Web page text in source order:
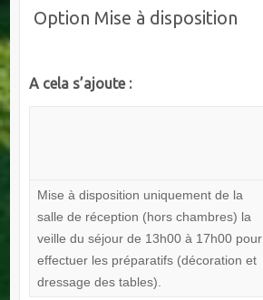
Option Mise à disposition
A cela s’ajoute :
Mise à disposition uniquement de la
salle de réception (hors chambres) la
veille du séjour de 13h00 à 17h00 pour
effectuer les préparatifs (décoration et
dressage des tables).